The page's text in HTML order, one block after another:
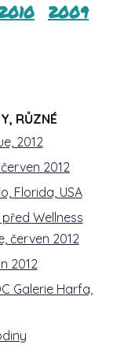
2009
RŮZNÉ
2012
2012
Florida, USA
Wellness
červen 2012
2012
Galerie Harfa,